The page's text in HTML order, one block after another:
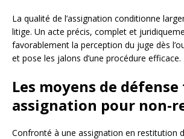
La qualité de l’assignation conditionne
litige. Un acte précis, complet et
favorablement la perception du juge dès
et pose les jalons d’une procédure efficace.
Les moyens de
assignation pour non-
Confronté à une assignation en restitution